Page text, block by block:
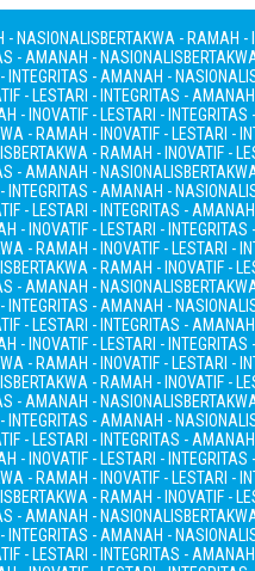
- NASIONALISBERTAKWA - RAMAH -
- AMANAH - NASIONALIS
INTEGRITAS - AMANAH -
- LESTARI - INTEGRITAS -
- INOVATIF - LESTARI -
- RAMAH - INOVATIF - LESTARI -
BERTAKWA - RAMAH - INOVATIF -
- AMANAH - NASIONALIS
INTEGRITAS - AMANAH -
- LESTARI - INTEGRITAS -
- INOVATIF - LESTARI -
- RAMAH - INOVATIF - LESTARI -
BERTAKWA - RAMAH - INOVATIF -
- AMANAH - NASIONALIS
INTEGRITAS - AMANAH -
- LESTARI - INTEGRITAS -
- INOVATIF - LESTARI -
- RAMAH - INOVATIF - LESTARI -
BERTAKWA - RAMAH - INOVATIF -
- AMANAH - NASIONALIS
INTEGRITAS - AMANAH -
- LESTARI - INTEGRITAS -
- INOVATIF - LESTARI -
- RAMAH - INOVATIF - LESTARI -
BERTAKWA - RAMAH - INOVATIF -
- AMANAH - NASIONALIS
INTEGRITAS - AMANAH -
- LESTARI - INTEGRITAS -